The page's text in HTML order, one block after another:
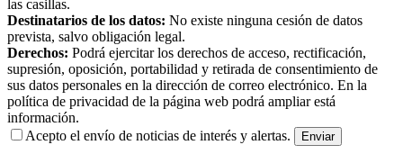
las casillas.
Destinatarios de los datos: No existe ninguna cesión de datos
prevista, salvo obligación legal.
Derechos: Podrá ejercitar los derechos de acceso, rectificación,
supresión, oposición, portabilidad y retirada de consentimiento de
sus datos personales en la dirección de correo electrónico. En la
política de privacidad de la página web podrá ampliar está
información.
Acepto el envío de noticias de interés y alertas.